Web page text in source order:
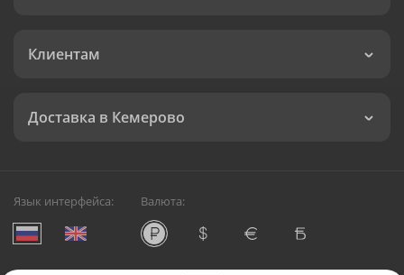
Клиентам
Доставка в Кемерово
Язык интерфейса: Валюта: